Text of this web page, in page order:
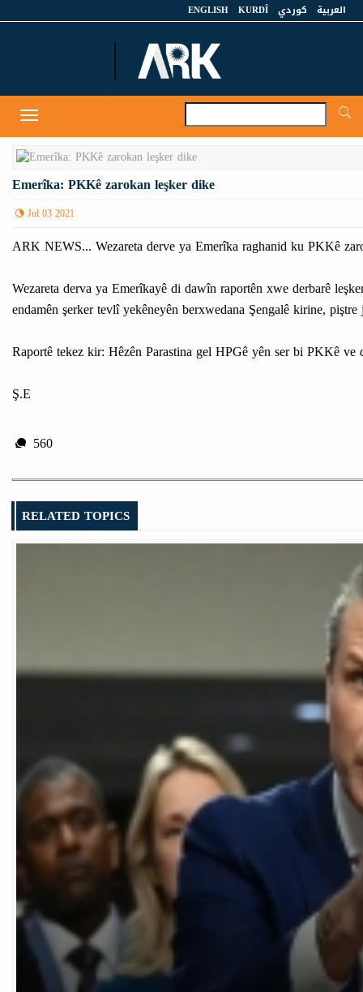
العربية كوردي KURDÎ
ENGLISH
Toggle
navigation
Emerîka: PKKê zarokan leşker dike
Jul 03 2021
ARK NEWS... Wezareta derve ya Emerîka raghanid ku PKKê
Wezareta derva ya Emerîkayê di dawîn raportên xwe derbarê
endamên şerker tevlî yekêneyên berxwedana Şengalê kirine,
Raportê tekez kir: Hêzên Parastina gel HPGê yên ser bi PKKê
Ş.E
560
RELATED TOPICS